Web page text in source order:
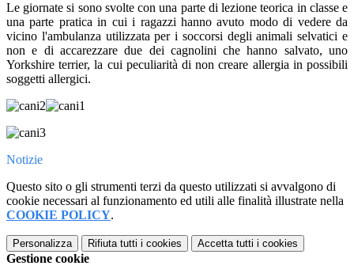
Le giornate si sono svolte con una parte di lezione teorica in classe e
una parte pratica in cui i ragazzi hanno avuto modo di vedere da
vicino l'ambulanza utilizzata per i soccorsi degli animali selvatici e
non e di accarezzare due dei cagnolini che hanno salvato, uno
Yorkshire terrier, la cui peculiarità di non creare allergia in possibili
soggetti allergici.
Notizie
Questo sito o gli strumenti terzi da questo utilizzati si avvalgono di
cookie necessari al funzionamento ed utili alle finalità illustrate nella
COOKIE POLICY.
Personalizza Rifiuta tutti i cookies Accetta tutti i cookies
Gestione cookie